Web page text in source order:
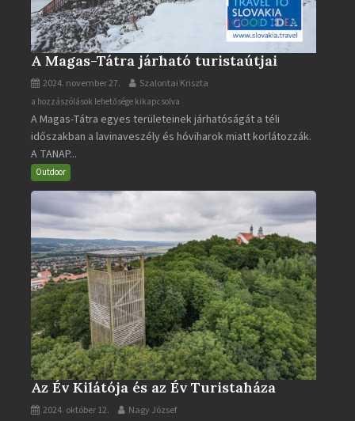
A Magas-Tátra járható turistaútjai
2024. november 27. Szalontai Kriszta
A
Magas-
Tátra
járható
turistaútjai
a hozzászólások lehetősége kikapcsolva
A Magas-Tátra egyes területeinek járhatóságát a téli
időszakban a lavinaveszély és hóviharok miatt korlátozzák.
A TANAP...
Outdoor
Az Év Kilátója és az Év Turistaháza
2024. október 12. Nagy József